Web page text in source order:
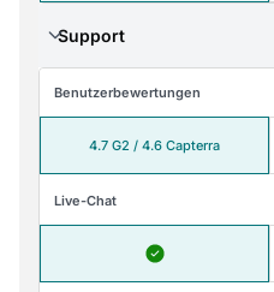
Support
Benutzerbewertungen
4.7 G2 / 4.6 Capterra
Live-Chat